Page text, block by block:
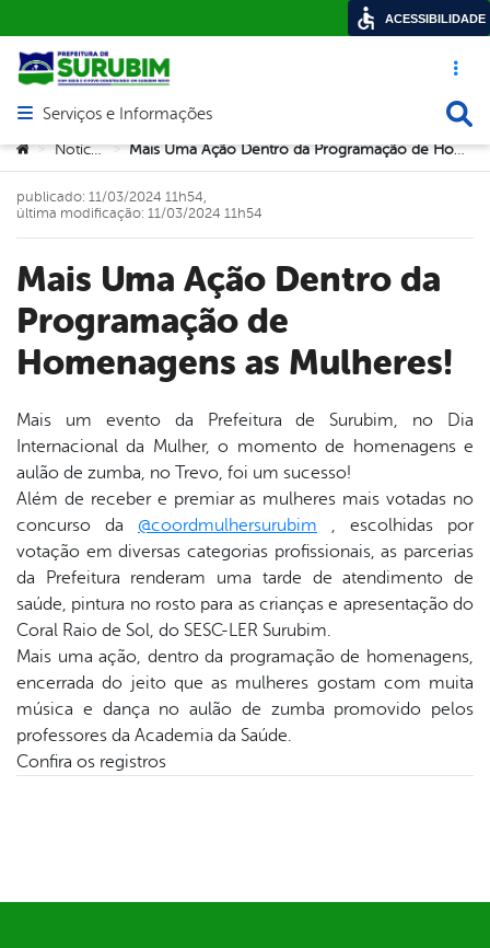
Acesso
Abrir menu principal de navegação
Serviços e Informações
Você está aqui:
> Notícias > Mais Uma Ação Dentro da Programação de Homenagens as Mulheres!
Mais Uma Ação Dentro da
Programação de
Homenagens as Mulheres!
publicado: 11/03/2024 11h54,
última modificação: 11/03/2024 11h54
Mais um evento da Prefeitura de Surubim, no Dia
Internacional da Mulher, o momento de homenagens e
aulão de zumba, no Trevo, foi um sucesso!
Além de receber e premiar as mulheres mais votadas no
concurso da @coordmulhersurubim , escolhidas por
votação em diversas categorias profissionais, as parcerias
da Prefeitura renderam uma tarde de atendimento de
saúde, pintura no rosto para as crianças e apresentação do
Coral Raio de Sol, do SESC-LER Surubim.
Mais uma ação, dentro da programação de homenagens,
encerrada do jeito que as mulheres gostam com muita
música e dança no aulão de zumba promovido pelos
professores da Academia da Saúde.
Confira os registros
ACESSIBILIDADE